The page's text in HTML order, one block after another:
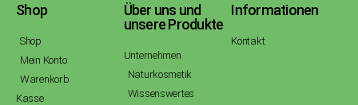
Shop
Shop
Mein Konto
Warenkorb
Kasse
Über uns und
unsere Produkte
Unternehmen
Naturkosmetik
Wissenswertes
Informationen
Kontakt